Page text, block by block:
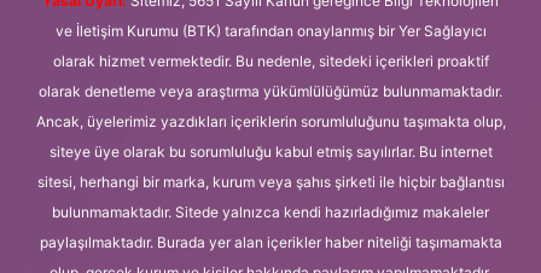
ve İletişim Kurumu (BTK) tarafından onaylanmış bir Yer Sağlayıcı
olarak hizmet vermektedir. Bu nedenle, sitedeki içerikleri proaktif
olarak denetleme veya araştırma yükümlülüğümüz bulunmamaktadır.
Ancak, üyelerimiz yazdıkları içeriklerin sorumluluğunu taşımakta olup,
siteye üye olarak bu sorumluluğu kabul etmiş sayılırlar. Bu internet
sitesi, herhangi bir marka, kurum veya şahıs şirketi ile hiçbir bağlantısı
bulunmamaktadır. Sitede yalnızca kendi hazırladığımız makaleler
paylaşılmaktadır. Burada yer alan içerikler haber niteliği taşımamakta